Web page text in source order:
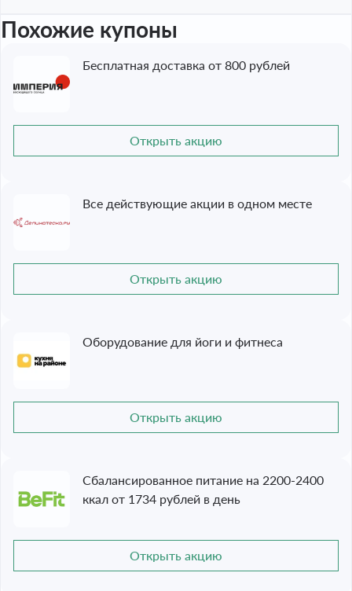
Похожие купоны
Бесплатная доставка от 800 рублей
Открыть акцию
Все действующие акции в одном месте
Открыть акцию
Оборудование для йоги и фитнеса
Открыть акцию
Сбалансированное питание на 2200-2400
ккал от 1734 рублей в день
Открыть акцию